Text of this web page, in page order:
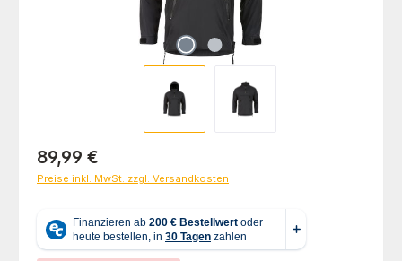
Regulärer Preis:
89,99 €
Preise inkl. MwSt. zzgl. Versandkosten